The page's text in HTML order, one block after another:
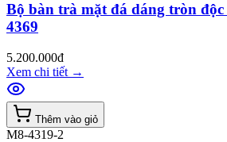
Bộ bàn trà mặt đá dáng tròn
4369
5.200.000đ
Xem chi tiết →
Thêm vào giỏ
M8-4319-2